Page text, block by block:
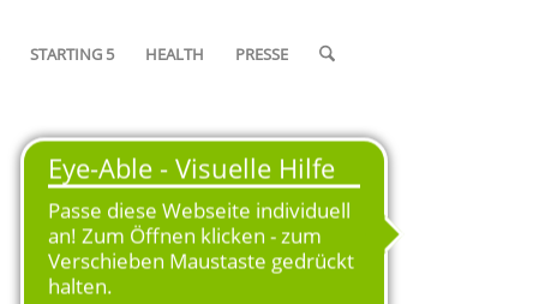
STARTING 5 HEALTH PRESSE
OFFIZIELLER SPIELBALL DER
SAISON 2024/25